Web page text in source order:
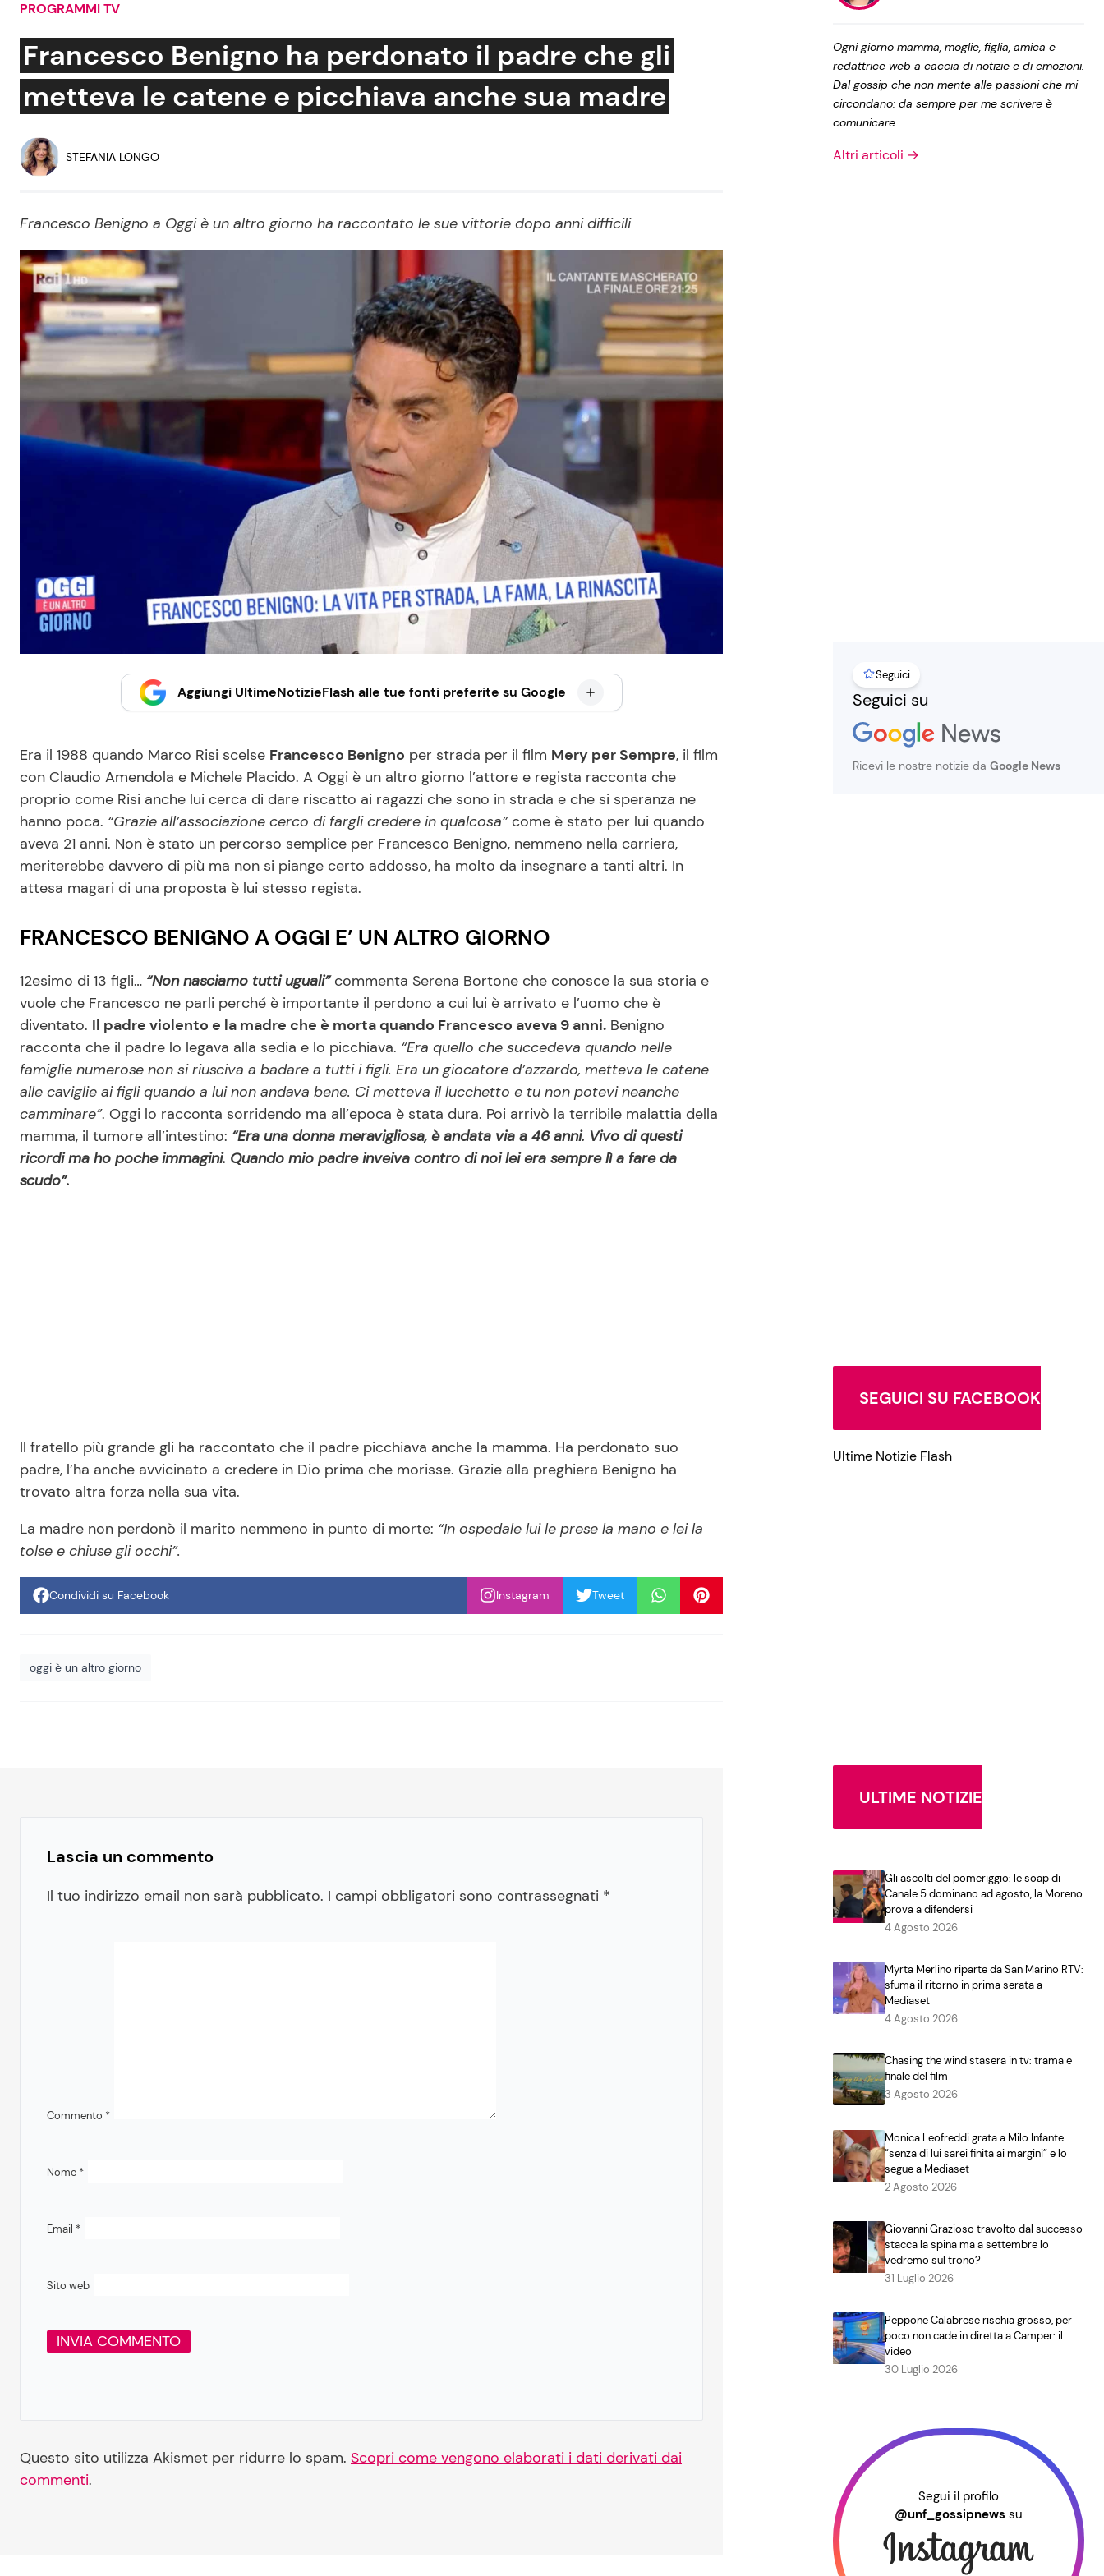
Social News
News dal mondo
Benessere
Mondo Mamma
Cucina e Ricette
Le Ricette in TV
Ricette Facili e Veloci
Ricette Feste
Ricette per Bambini
Privacy Policy
PROGRAMMI TV
Francesco Benigno ha perdonato il padre che gli
metteva le catene e picchiava anche sua madre
STEFANIA LONGO
Francesco Benigno a Oggi è un altro giorno ha raccontato le sue vittorie dopo anni difficili
Aggiungi UltimeNotizieFlash alle tue fonti preferite su Google
Era il 1988 quando Marco Risi scelse Francesco Benigno per strada per il film Mery per Sempre, il film
con Claudio Amendola e Michele Placido. A Oggi è un altro giorno l’attore e regista racconta che
proprio come Risi anche lui cerca di dare riscatto ai ragazzi che sono in strada e che si speranza ne
hanno poca. “Grazie all’associazione cerco di fargli credere in qualcosa” come è stato per lui quando
aveva 21 anni. Non è stato un percorso semplice per Francesco Benigno, nemmeno nella carriera,
meriterebbe davvero di più ma non si piange certo addosso, ha molto da insegnare a tanti altri. In
attesa magari di una proposta è lui stesso regista.
FRANCESCO BENIGNO A OGGI E’ UN ALTRO GIORNO
12esimo di 13 figli… “Non nasciamo tutti uguali”commenta Serena Bortone che conosce la sua storia e
vuole che Francesco ne parli perché è importante il perdono a cui lui è arrivato e l’uomo che è
diventato. Il padre violento e la madre che è morta quando Francesco aveva 9 anni. Benigno
racconta che il padre lo legava alla sedia e lo picchiava. “Era quello che succedeva quando nelle
famiglie numerose non si riusciva a badare a tutti i figli. Era un giocatore d’azzardo, metteva le catene
alle caviglie ai figli quando a lui non andava bene. Ci metteva il lucchetto e tu non potevi neanche
camminare”. Oggi lo racconta sorridendo ma all’epoca è stata dura. Poi arrivò la terribile malattia della
mamma, il tumore all’intestino: “Era una donna meravigliosa, è andata via a 46 anni. Vivo di questi
ricordi ma ho poche immagini. Quando mio padre inveiva contro di noi lei era sempre lì a fare da
scudo”.
Il fratello più grande gli ha raccontato che il padre picchiava anche la mamma. Ha perdonato suo
padre, l’ha anche avvicinato a credere in Dio prima che morisse. Grazie alla preghiera Benigno ha
trovato altra forza nella sua vita.
La madre non perdonò il marito nemmeno in punto di morte: “In ospedale lui le prese la mano e lei la
tolse e chiuse gli occhi”.
Condividi su Facebook Instagram Tweet
oggi è un altro giorno
Lascia un commento
Il tuo indirizzo email non sarà pubblicato. I campi obbligatori sono contrassegnati *
Commento *
Nome *
Email *
Sito web
Questo sito utilizza Akismet per ridurre lo spam. Scopri come vengono elaborati i dati derivati dai
commenti.
Ogni giorno mamma, moglie, figlia, amica e
redattrice web a caccia di notizie e di emozioni.
Dal gossip che non mente alle passioni che mi
circondano: da sempre per me scrivere è
comunicare.
Altri articoli →
Seguici
Seguici su
Ricevi le nostre notizie da Google News
SEGUICI SU FACEBOOK
Ultime Notizie Flash
ULTIME NOTIZIE
Gli ascolti del pomeriggio: le soap di
Canale 5 dominano ad agosto, la Moreno
prova a difendersi
4 Agosto 2026
Myrta Merlino riparte da San Marino RTV:
sfuma il ritorno in prima serata a
Mediaset
4 Agosto 2026
Chasing the wind stasera in tv: trama e
finale del film
3 Agosto 2026
Monica Leofreddi grata a Milo Infante:
“senza di lui sarei finita ai margini” e lo
segue a Mediaset
2 Agosto 2026
Giovanni Grazioso travolto dal successo
stacca la spina ma a settembre lo
vedremo sul trono?
31 Luglio 2026
Peppone Calabrese rischia grosso, per
poco non cade in diretta a Camper: il
video
30 Luglio 2026
Segui il profilo
@unf_gossipnews su